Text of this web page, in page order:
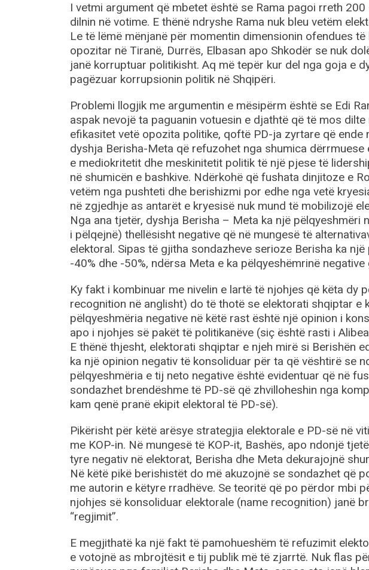
I vetmi argument që mbetet është se Rama pagoi rreth
dilnin në votime. E thënë ndryshe Rama nuk bleu vetëm
Le të lëmë mënjanë për momentin dimensionin ofendues
opozitar në Tiranë, Durrës, Elbasan apo Shkodër se nuk
janë korruptuar politikisht. Aq më tepër kur del nga goja e
pagëzuar korrupsionin politik në Shqipëri.
Problemi llogjik me argumentin e mësipërm është se Edi
aspak nevojë ta paguanin votuesin e djathtë që të mos
efikasitet vetë opozita politike, qoftë PD-ja zyrtare që
dyshja Berisha-Meta që refuzohet nga shumica
e mediokritetit dhe meskinitetit politik të një pjese të
në shumicën e bashkive. Ndërkohë që fushata dinjitoze e
vetëm nga pushteti dhe berishizmi por edhe nga vetë
në zgjedhje as antarët e kryesisë nuk mund të mobilizojë
Nga ana tjetër, dyshja Berisha – Meta ka një pëlqyeshmëri
i pëlqejnë) thellësisht negative që në mungesë të
elektoral. Sipas të gjitha sondazheve serioze Berisha ka
-40% dhe -50%, ndërsa Meta e ka pëlqyeshëmrinë negative
Ky fakt i kombinuar me nivelin e lartë të njohjes që këta dy
recognition në anglisht) do të thotë se elektorati shqiptar e
pëlqyeshmëria negative në këtë rast është një opinion i
apo i njohjes së pakët të politikanëve (siç është rasti i
E thënë thjesht, elektorati shqiptar e njeh mirë si Berishën
ka një opinion negativ të konsoliduar për ta që vështirë se
pëlqyeshmëria e tij neto negative është evidentuar që në
sondazhet brendëshme të PD-së që zhvilloheshin nga
kam qenë pranë ekipit elektoral të PD-së).
Pikërisht për këtë arësye strategjia elektorale e PD-së në
me KOP-in. Në mungesë të KOP-it, Bashës, apo ndonjë
tyre negativ në elektorat, Berisha dhe Meta dekurajojnë
Në këtë pikë berishistët do më akuzojnë se sondazhet që
me autorin e këtyre rradhëve. Se teoritë që po përdor mbi
njohjes së konsoliduar elektorale (name recognition) janë
“regjimit”.
E megjithatë ka një fakt të pamohueshëm të refuzimit
e votojnë as mbrojtësit e tij publik më të zjarrtë. Nuk flas